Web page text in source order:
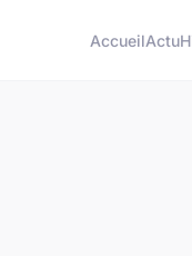
AccueilActu